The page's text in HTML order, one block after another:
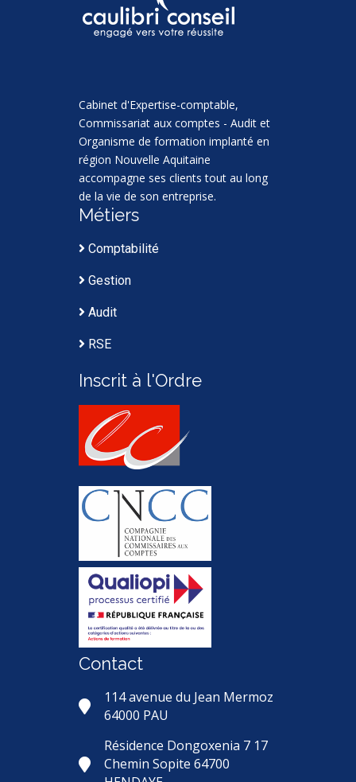
Cabinet d'Expertise-comptable,
Commissariat aux comptes - Audit et
Organisme de formation implanté en
région Nouvelle Aquitaine
accompagne ses clients tout au long
de la vie de son entreprise.
Métiers
Comptabilité
Gestion
Audit
RSE
Inscrit à l'Ordre
Contact
114 avenue du Jean Mermoz
64000 PAU
Résidence Dongoxenia 7 17
Chemin Sopite 64700